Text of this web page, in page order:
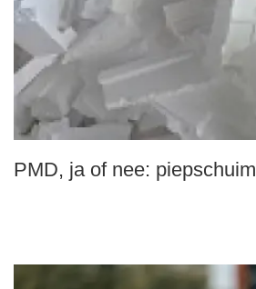
PMD, ja of nee: piepschuim